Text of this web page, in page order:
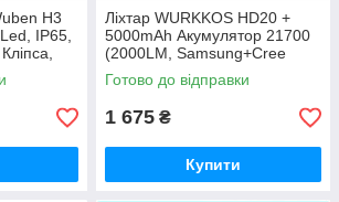
H3
IP65,
Ліхтар WURKKOS HD20 +
5000mAh Акумулятор 21700
(2000LM, Samsung+Cree
LED, USB-C, Магніт, NW,
PowerBank) Black
Готово до відправки
1 675 ₴
Купити